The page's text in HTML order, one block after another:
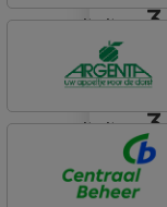
annuiteit
Centraal
Leef
annuiteit
Hypotheek